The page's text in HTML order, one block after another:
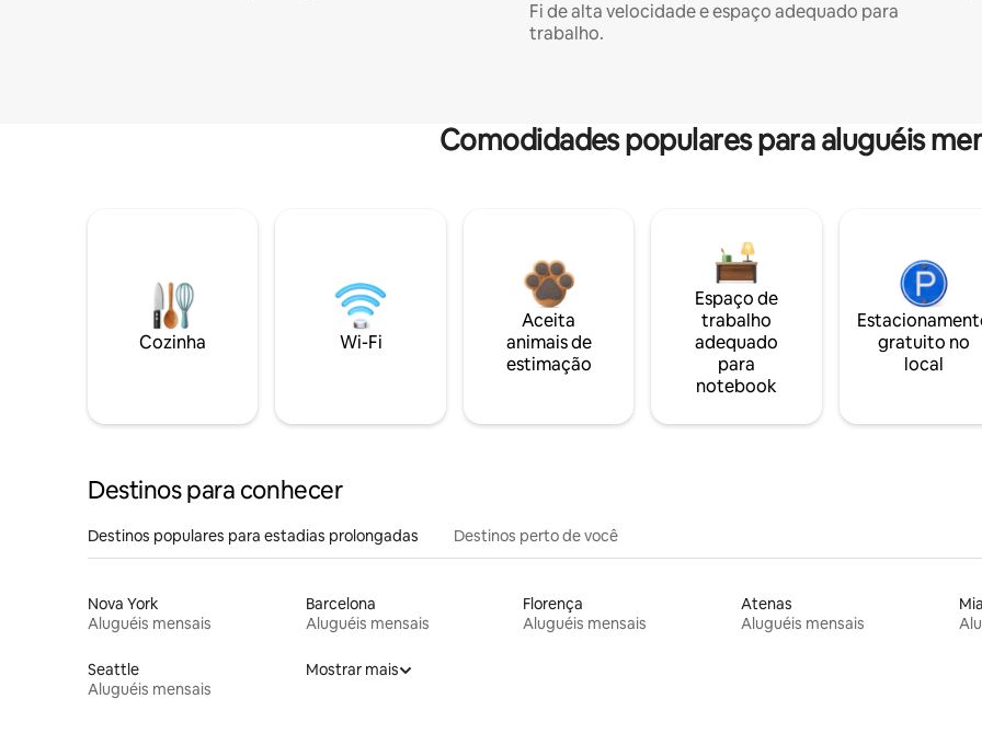
Fi de alta velocidade e espaço adequado para
trabalho.
Comodidades populares para aluguéis
Cozinha Wi-Fi
Aceita
animais de
estimação
Espaço de
trabalho
adequado
para
notebook
gratuito no
local
Destinos para conhecer
Destinos populares para estadias prolongadas Destinos perto de você
Nova York
Aluguéis mensais
Barcelona
Aluguéis mensais
Florença
Aluguéis mensais
Atenas
Aluguéis mensais
Seattle
Aluguéis mensais
Mostrar mais